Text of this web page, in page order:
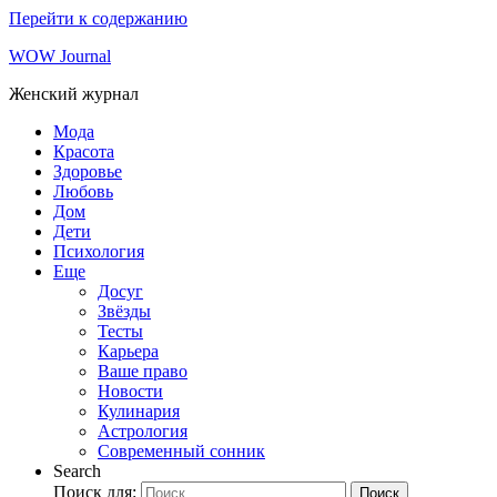
Перейти к содержанию
WOW Journal
Женский журнал
Мода
Красота
Здоровье
Любовь
Дом
Дети
Психология
Еще
Досуг
Звёзды
Тесты
Карьера
Ваше право
Новости
Кулинария
Астрология
Современный сонник
Search
Поиск для:
Поиск